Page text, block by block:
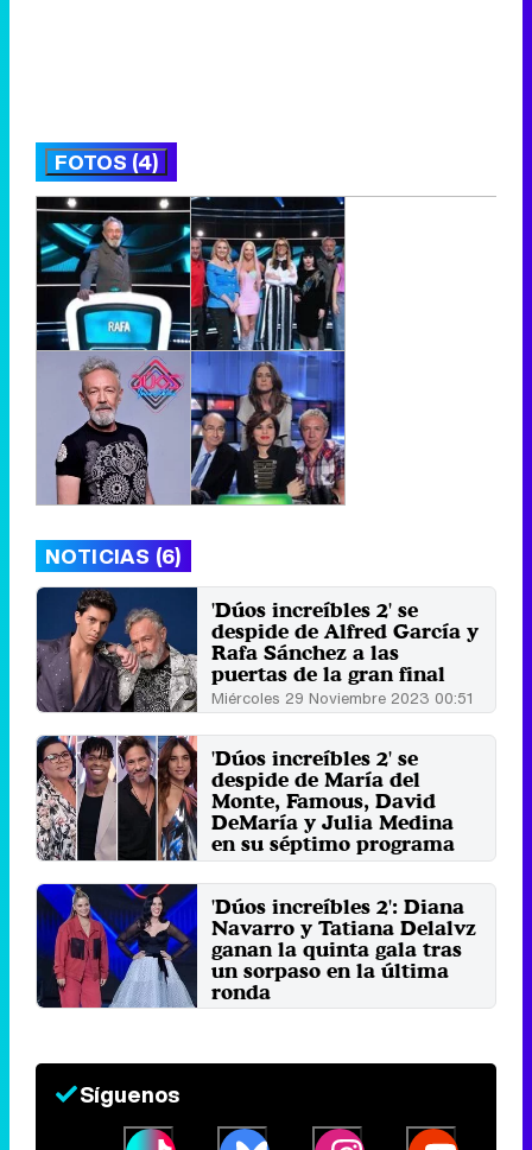
FOTOS (4)
NOTICIAS (6)
'Dúos increíbles 2' se
despide de Alfred García y
Rafa Sánchez a las
puertas de la gran final
Miércoles 29 Noviembre 2023 00:51
'Dúos increíbles 2' se
despide de María del
Monte, Famous, David
DeMaría y Julia Medina
en su séptimo programa
Miércoles 15 Noviembre 2023 00:46
'Dúos increíbles 2': Diana
Navarro y Tatiana Delalvz
ganan la quinta gala tras
un sorpaso en la última
ronda
Miércoles 1 Noviembre 2023 01:23
Síguenos